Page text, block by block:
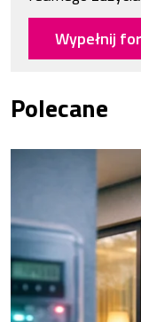
Wypełnij
Polecane